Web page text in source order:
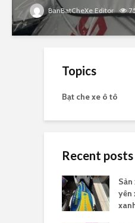
BanBatCheXe Editor
Topics
Bạt che xe ô tô
Recent posts
yên